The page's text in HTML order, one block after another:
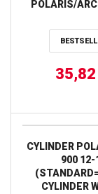
POLARIS/
35,82
CYLINDER
900 12-
CYLINDER